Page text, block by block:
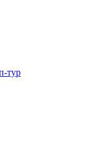
тур